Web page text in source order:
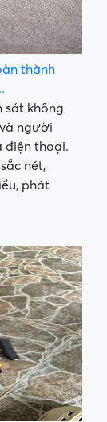
thành
sát không
người
điện thoại.
nét,
phát